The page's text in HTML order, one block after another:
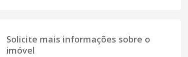
Solicite mais informações sobre o
imóvel